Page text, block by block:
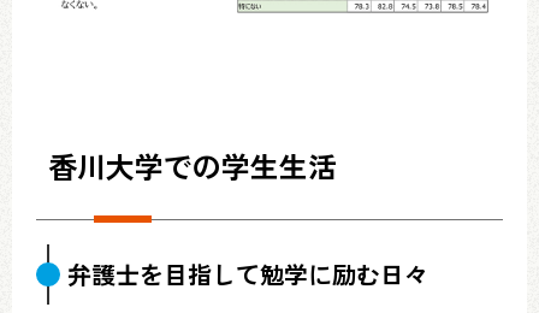
香川大学での学生生活
弁護士を目指して勉学に励む日々